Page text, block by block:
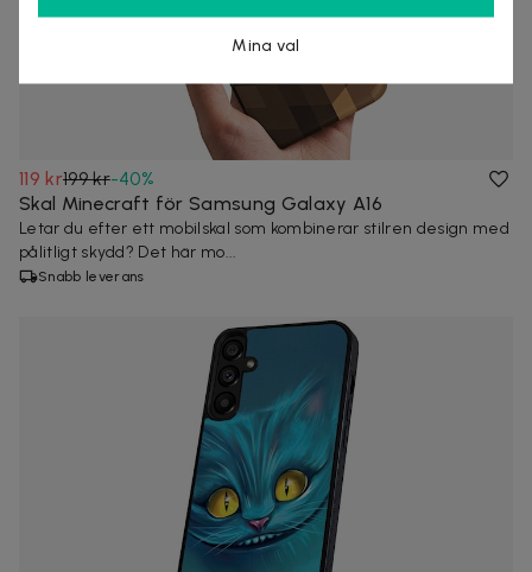
119 kr199 kr-40%
Skal Minecraft för Samsung Galaxy A16
Letar du efter ett mobilskal som kombinerar stilren design med
pålitligt skydd? Det här mo...
Snabb leverans
Mina val